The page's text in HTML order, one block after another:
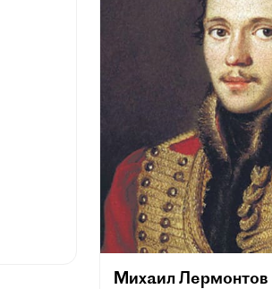
Михаил Лермонтов